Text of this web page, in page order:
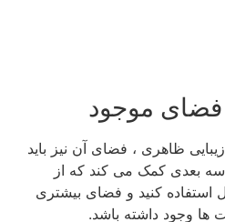
فضای موجود
ظاهری ، فضای آن نیز باید
بعدی کمک می کند که از
کنید و فضای بیشتری
ها وجود داشته باشد.